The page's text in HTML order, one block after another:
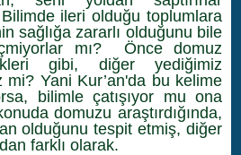
Bilimde ileri olduğu toplumlara
sağlığa zararlı olduğunu bile
mı? Önce domuz
gibi, diğer yediğimiz
mi? Yani Kur’an'da bu kelime
bilimle çatışıyor mu ona
domuzu araştırdığında,
olduğunu tespit etmiş, diğer
farklı olarak.